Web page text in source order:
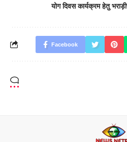
योग दिवस कार्यक्रम हेतु
Facebook